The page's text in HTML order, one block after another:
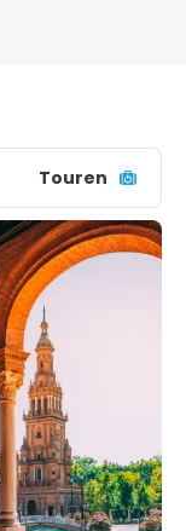
Touren